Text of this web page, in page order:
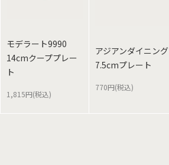
モデラート9990
14cmクーププレー
ト
1,815円(税込)
アジアンダイニング
7.5cmプレート
770円(税込)